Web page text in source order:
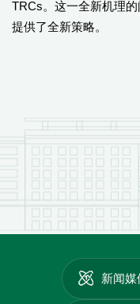
TRCs。这一全新机理
提供了全新策略。
新闻媒